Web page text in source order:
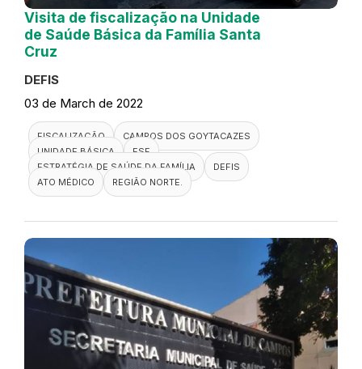
Visita de fiscalização na Unidade
de Saúde Básica da Família Santa
Cruz
DEFIS
03 de March de 2022
FISCALIZAÇÃO
CAMPOS DOS GOYTACAZES
UNIDADE BÁSICA
ESF
ESTRATÉGIA DE SAÚDE DA FAMÍLIA
DEFIS
ATO MÉDICO
REGIÃO NORTE.